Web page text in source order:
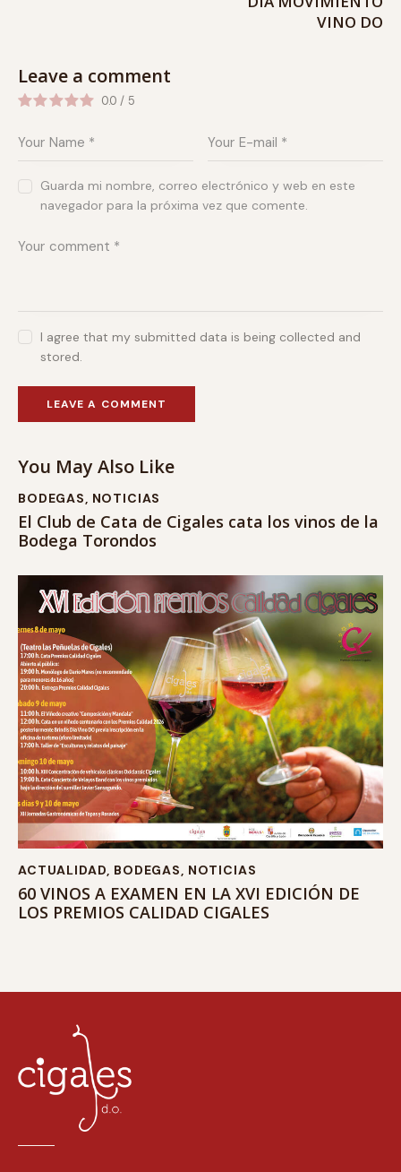
VINO DO
Leave a comment
0.0 / 5
Guarda mi nombre, correo electrónico y web en este
navegador para la próxima vez que comente.
I agree that my submitted data is being collected and
stored.
You May Also Like
BODEGAS, NOTICIAS
El Club de Cata de Cigales cata los vinos de la
Bodega Torondos
ACTUALIDAD, BODEGAS, NOTICIAS
60 VINOS A EXAMEN EN LA XVI EDICIÓN DE
LOS PREMIOS CALIDAD CIGALES